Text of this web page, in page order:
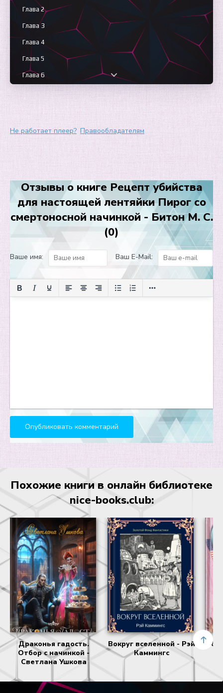
Глава 2
Глава 3
Глава 4
Глава 5
Глава 6
Глава 8
Глава 13
Не работает плеер? Правообладателям
Отзывы о книге Рецепт убийства
для настоящей лентяйки Пирог со
смертоносной начинкой - Битон М. С.
(0)
Ваше имя: Ваш E-Mail:
Похожие книги в онлайн библиотеке
nice-books.club:
Драконья гадость.
Отбор с начинкой -
Светлана Ушкова
Вокруг вселенной - Рэй
Каммингс